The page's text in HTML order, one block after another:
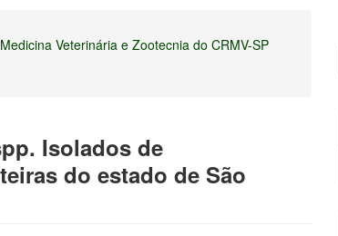
Veterinária e Zootecnia do CRMV-SP
Isolados de
do estado de São